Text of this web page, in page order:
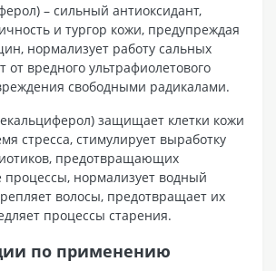
– сильный антиоксидант,
и тургор кожи, предупреждая
нормализует работу сальных
вредного ультрафиолетового
свободными радикалами.
защищает клетки кожи
стресса, стимулирует выработку
предотвращающих
процессы, нормализует водный
волосы, предотвращает их
процессы старения.
по применению